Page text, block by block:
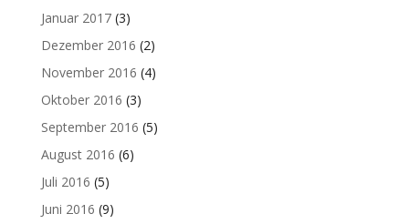
Januar 2017(3)
Dezember 2016 (2)
November 2016 (4)
Oktober 2016 (3)
September 2016 (5)
August 2016 (6)
Juli 2016 (5)
Juni 2016 (9)